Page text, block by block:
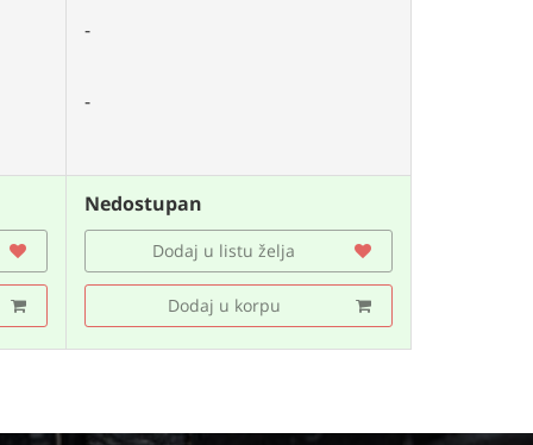
-
-
Nedostupan
Dodaj u listu želja
Dodaj u korpu